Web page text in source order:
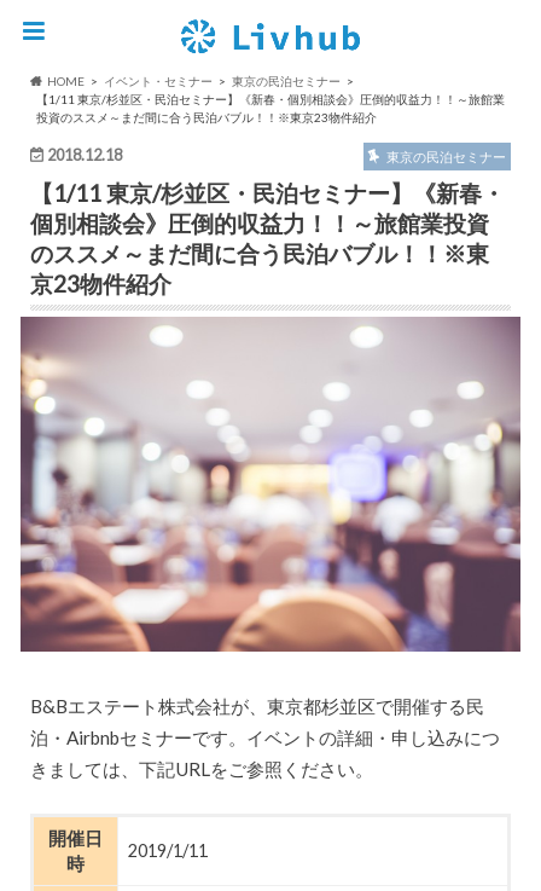
HOME イベント・セミナー
東京の民泊セミナー
【1/11 東京/杉並区・民泊セミナー】《新春・個別相談会》圧倒的収益力！！～旅館業
投資のススメ～まだ間に合う民泊バブル！！※東京23物件紹介
2018.12.18 東京の民泊セミナー
【1/11 東京/杉並区・民泊セミナー】《新春・
個別相談会》圧倒的収益力！！～旅館業投資
のススメ～まだ間に合う民泊バブル！！※東
京23物件紹介
B&Bエステート株式会社が、東京都杉並区で開催する民
泊・Airbnbセミナーです。イベントの詳細・申し込みにつ
きましては、下記URLをご参照ください。
開催日
時
2019/1/11